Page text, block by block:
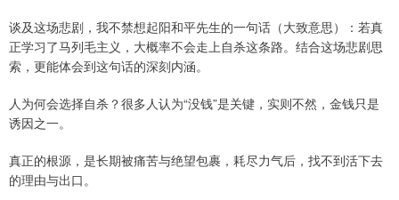
谈及这场悲剧，我不禁想起阳和平先生的一句话（大致意思）：若真
正学习了马列毛主义，大概率不会走上自杀这条路。结合这场悲剧思
索，更能体会到这句话的深刻内涵。
人为何会选择自杀？很多人认为“没钱”是关键，实则不然，金钱只是
诱因之一。
真正的根源，是长期被痛苦与绝望包裹，耗尽力气后，找不到活下去
的理由与出口。